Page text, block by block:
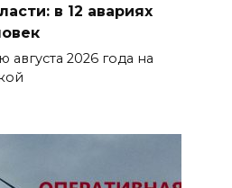
в 12 авариях
2026 года на